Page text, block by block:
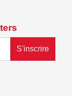
S'inscrire